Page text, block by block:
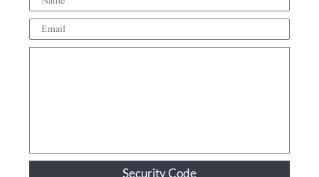
Security Code